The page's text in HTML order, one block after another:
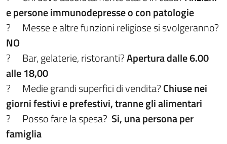
e persone immunodepresse o con patologie
?
Messe e altre funzioni religiose si svolgeranno?
NO
?
Bar, gelaterie, ristoranti?Apertura dalle 6.00
alle 18,00
?
Medie grandi superfici di vendita?Chiuse nei
giorni festivi e prefestivi, tranne gli alimentari
?
Posso fare la spesa? Si, una persona per
famiglia